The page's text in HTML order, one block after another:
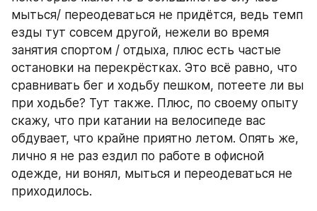
мыться/ переодеваться не придётся, ведь темп
езды тут совсем другой, нежели во время
занятия спортом / отдыха, плюс есть частые
остановки на перекрёстках. Это всё равно, что
сравнивать бег и ходьбу пешком, потеете ли вы
при ходьбе? Тут также. Плюс, по своему опыту
скажу, что при катании на велосипеде вас
обдувает, что крайне приятно летом. Опять же,
лично я не раз ездил по работе в офисной
одежде, ни вонял, мыться и переодеваться не
приходилось.